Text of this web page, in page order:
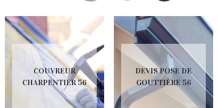
COUVREUR
CHARPENTIER 56
DEVIS POSE DE
GOUTTIÈRE 56